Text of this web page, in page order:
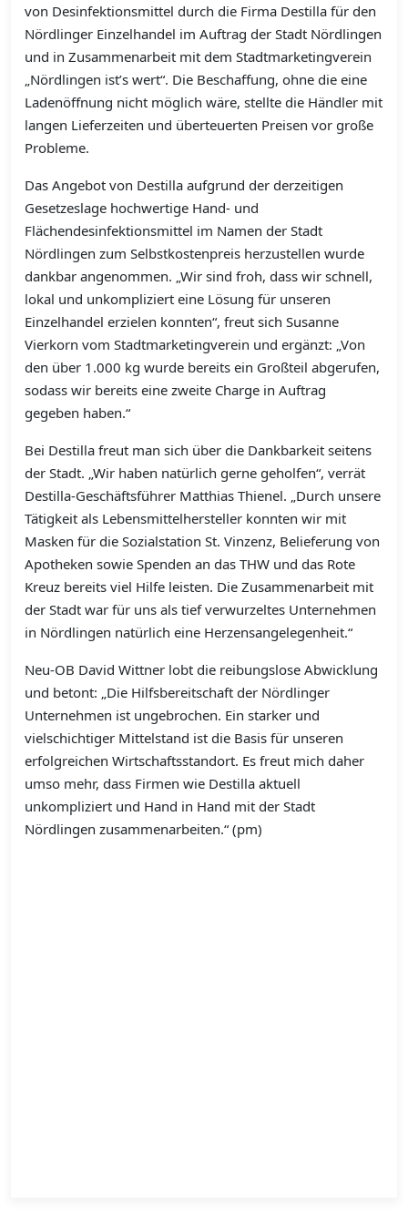
von Desinfektionsmittel durch die Firma Destilla für den
Nördlinger Einzelhandel im Auftrag der Stadt Nördlingen
und in Zusammenarbeit mit dem Stadtmarketingverein
„Nördlingen ist’s wert“. Die Beschaffung, ohne die eine
Ladenöffnung nicht möglich wäre, stellte die Händler mit
langen Lieferzeiten und überteuerten Preisen vor große
Probleme.
Das Angebot von Destilla aufgrund der derzeitigen
Gesetzeslage hochwertige Hand- und
Flächendesinfektionsmittel im Namen der Stadt
Nördlingen zum Selbstkostenpreis herzustellen wurde
dankbar angenommen. „Wir sind froh, dass wir schnell,
lokal und unkompliziert eine Lösung für unseren
Einzelhandel erzielen konnten“, freut sich Susanne
Vierkorn vom Stadtmarketingverein und ergänzt: „Von
den über 1.000 kg wurde bereits ein Großteil abgerufen,
sodass wir bereits eine zweite Charge in Auftrag
gegeben haben.“
Bei Destilla freut man sich über die Dankbarkeit seitens
der Stadt. „Wir haben natürlich gerne geholfen“, verrät
Destilla-Geschäftsführer Matthias Thienel. „Durch unsere
Tätigkeit als Lebensmittelhersteller konnten wir mit
Masken für die Sozialstation St. Vinzenz, Belieferung von
Apotheken sowie Spenden an das THW und das Rote
Kreuz bereits viel Hilfe leisten. Die Zusammenarbeit mit
der Stadt war für uns als tief verwurzeltes Unternehmen
in Nördlingen natürlich eine Herzensangelegenheit.“
Neu-OB David Wittner lobt die reibungslose Abwicklung
und betont: „Die Hilfsbereitschaft der Nördlinger
Unternehmen ist ungebrochen. Ein starker und
vielschichtiger Mittelstand ist die Basis für unseren
erfolgreichen Wirtschaftsstandort. Es freut mich daher
umso mehr, dass Firmen wie Destilla aktuell
unkompliziert und Hand in Hand mit der Stadt
Nördlingen zusammenarbeiten.“ (pm)